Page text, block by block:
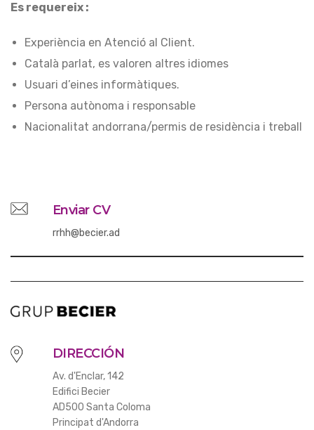
Es requereix :
Experiència en Atenció al Client.
Català parlat, es valoren altres idiomes
Usuari d’eines informàtiques.
Persona autònoma i responsable
Nacionalitat andorrana/permis de residència i treball
Enviar CV
rrhh@becier.ad
DIRECCIÓN
Av. d'Enclar, 142
Edifici Becier
AD500 Santa Coloma
Principat d'Andorra